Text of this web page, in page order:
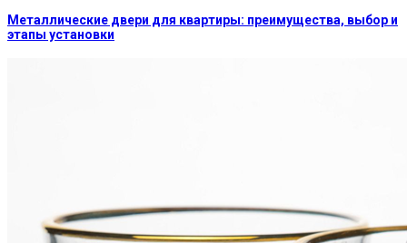
Металлические двери для квартиры: преимущества, выбор и
этапы установки